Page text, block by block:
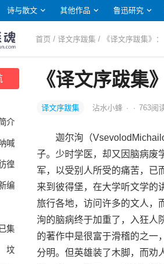
诗与散文 其他作品 鲁迅研究
首页 /译文序跋集 / 《译文序跋集》
介
呐喊
徨
编
集
坟
《译文序跋集
译文序跋集 沾水小蜂 · · 763阅
迦尔洵（
子。少时学医，却又因脑病废
军，以受别人所受的痛苦，已
来到彼得堡，在大学听文学的
旅行各地，访问许多的文人，
洵的脑病终于加重了，入狂人
的著作中是很富于滑稽的之一
分明。但英雄装了木脚，而劝